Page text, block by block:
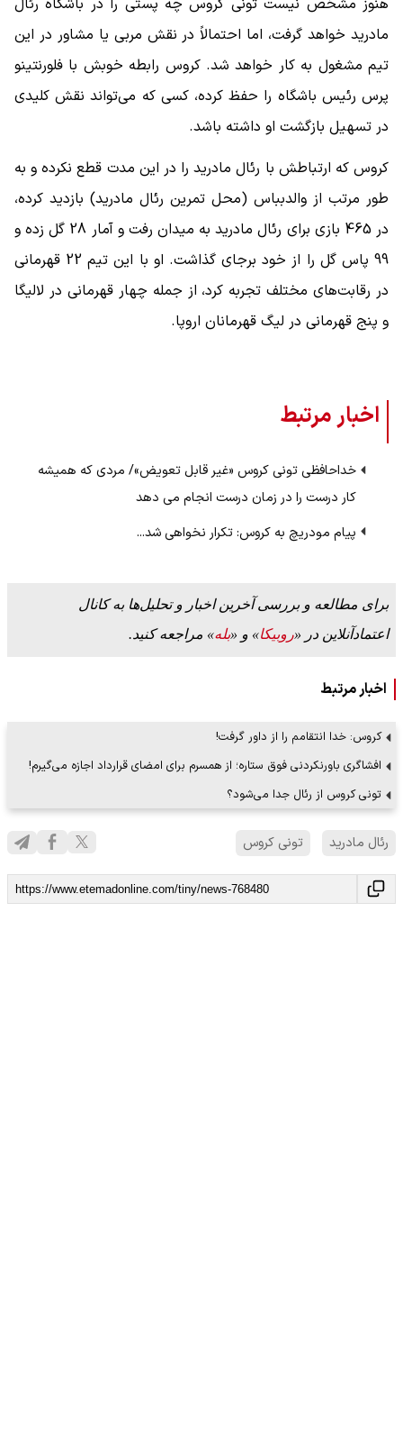
هنوز مشخص نیست تونی کروس چه پستی را در باشگاه رئال
مادرید خواهد گرفت، اما احتمالاً در نقش مربی یا مشاور در این
تیم مشغول به کار خواهد شد. کروس رابطه خوبش با فلورنتینو
پرس رئیس باشگاه را حفظ کرده، کسی که می‌تواند نقش کلیدی
در تسهیل بازگشت او داشته باشد.
کروس که ارتباطش با رئال مادرید را در این مدت قطع نکرده و به
طور مرتب از والدبباس (محل تمرین رئال مادرید) بازدید کرده،
در 465 بازی برای رئال مادرید به میدان رفت و آمار 28 گل زده و
99 پاس گل را از خود برجای گذاشت. او با این تیم 22 قهرمانی
در رقابت‌های مختلف تجربه کرد، از جمله چهار قهرمانی در لالیگا
و پنج قهرمانی در لیگ قهرمانان اروپا.
اخبار مرتبط
خداحافظی تونی کروس «غیر قابل تعویض»/ مردی که همیشه
کار درست را در زمان درست انجام می دهد
پیام مودریچ به کروس: تکرار نخواهی شد...
برای مطالعه و بررسی آخرین اخبار و تحلیل‌ها به کانال
اعتمادآنلاین در «روبیکا» و «بله» مراجعه کنید.
اخبار مرتبط
کروس: خدا انتقامم را از داور گرفت!
افشاگری باورنکردنی فوق ستاره؛ از همسرم برای امضای قرارداد اجازه می‌گیرم!
تونی کروس از رئال جدا می‌شود؟
رئال مادرید تونی کروس